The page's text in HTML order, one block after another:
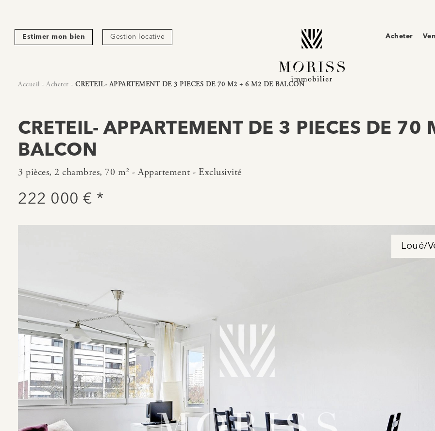
Estimer mon bien Gestion locative Acheter
Accueil - Acheter - CRETEIL- APPARTEMENT DE 3 PIECES DE 70 M2 + 6 M2 DE BALCON
CRETEIL- APPARTEMENT DE 3 PIECES DE
BALCON
3 pièces, 2 chambres, 70 m² - Appartement - Exclusivité
222 000 € *
Loué/